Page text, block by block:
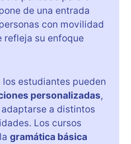
de una entrada
con movilidad
refleja su enfoque
los estudiantes pueden
personalizadas,
a distintos
Los cursos
gramática básica